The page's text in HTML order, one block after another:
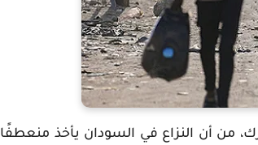
من أن النزاع في السودان يأخذ منعطفًا